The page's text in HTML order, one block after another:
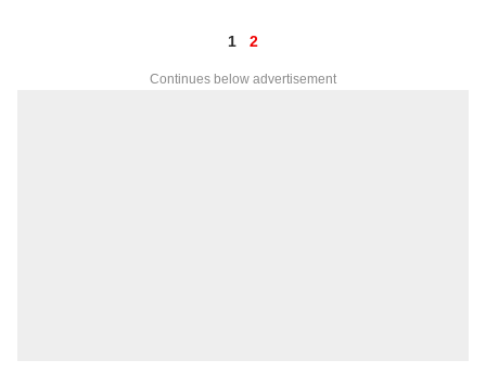
1 2
Continues below advertisement